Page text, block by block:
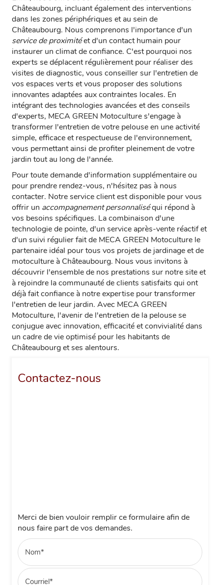
Châteaubourg, incluant également des interventions
dans les zones périphériques et au sein de
Châteaubourg. Nous comprenons l'importance d'un
service de proximitéet d'un contact humain pour
instaurer un climat de confiance. C'est pourquoi nos
experts se déplacent régulièrement pour réaliser des
visites de diagnostic, vous conseiller sur l'entretien de
vos espaces verts et vous proposer des solutions
innovantes adaptées aux contraintes locales. En
intégrant des technologies avancées et des conseils
d'experts, MECA GREEN Motoculture s'engage à
transformer l'entretien de votre pelouse en une activité
simple, efficace et respectueuse de l'environnement,
vous permettant ainsi de profiter pleinement de votre
jardin tout au long de l'année.
Pour toute demande d'information supplémentaire ou
pour prendre rendez-vous, n'hésitez pas à nous
contacter. Notre service client est disponible pour vous
offrir un accompagnement personnaliséqui répond à
vos besoins spécifiques. La combinaison d'une
technologie de pointe, d'un service après-vente réactif et
d'un suivi régulier fait de MECA GREEN Motoculture le
partenaire idéal pour tous vos projets de jardinage et de
motoculture à Châteaubourg. Nous vous invitons à
découvrir l'ensemble de nos prestations sur notre site et
à rejoindre la communauté de clients satisfaits qui ont
déjà fait confiance à notre expertise pour transformer
l'entretien de leur jardin. Avec MECA GREEN
Motoculture, l'avenir de l'entretien de la pelouse se
conjugue avec innovation, efficacité et convivialité dans
un cadre de vie optimisé pour les habitants de
Châteaubourg et ses alentours.
Contactez-nous
Merci de bien vouloir remplir ce formulaire afin de
nous faire part de vos demandes.